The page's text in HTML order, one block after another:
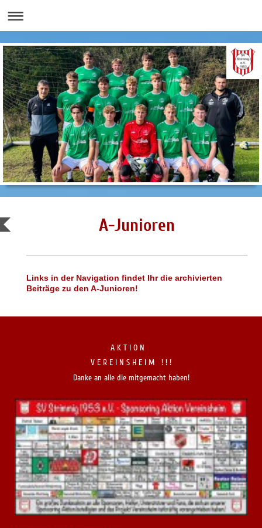
A-Junioren
Links in der Navigation findet Ihr die archivierten
Beiträge zu den A-Junioren!
A K T I O N
V E R E I N S H E I M ! ! !
Danke an alle die mitgemacht haben!